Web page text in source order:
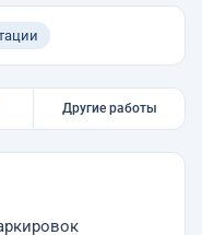
Другие работы